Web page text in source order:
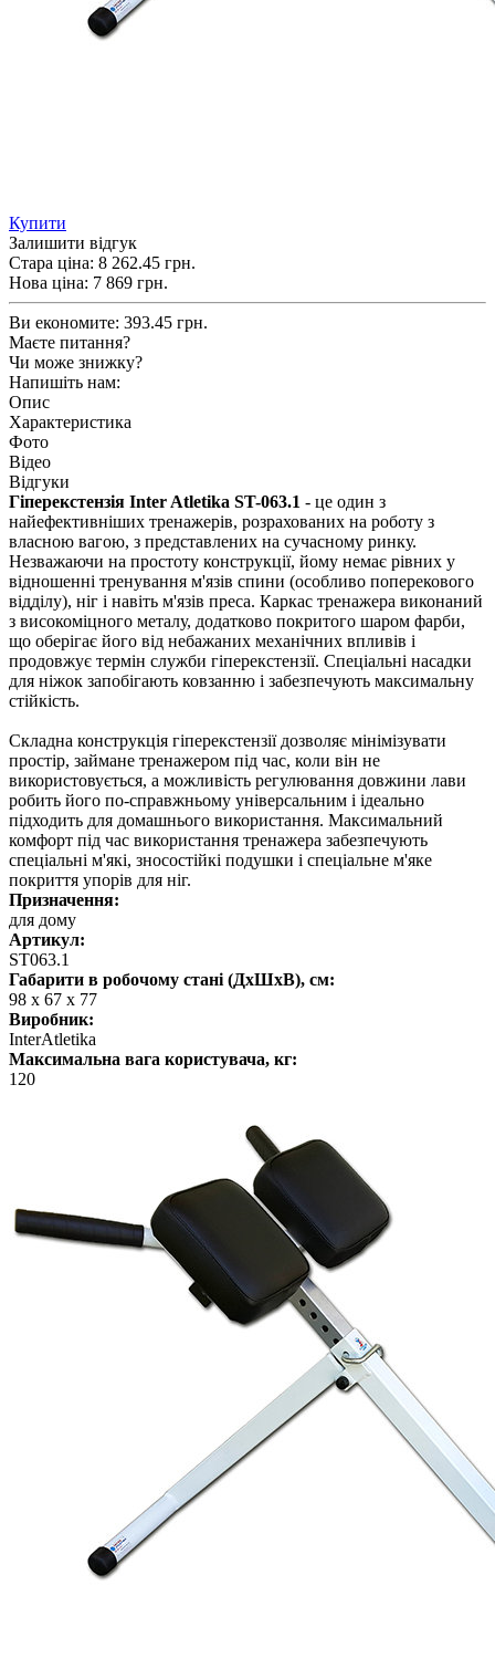
Купити
Залишити відгук
Стара ціна: 8 262.45 грн.
Нова ціна: 7 869 грн.
Ви економите: 393.45 грн.
Маєте питання?
Чи може знижку?
Напишіть нам:
Опис
Характеристика
Фото
Відео
Відгуки
Гіперекстензія Inter Atletika ST-063.1 - це один з
найефективніших тренажерів, розрахованих на роботу з
власною вагою, з представлених на сучасному ринку.
Незважаючи на простоту конструкції, йому немає рівних у
відношенні тренування м'язів спини (особливо поперекового
відділу), ніг і навіть м'язів преса. Каркас тренажера виконаний
з високоміцного металу, додатково покритого шаром фарби,
що оберігає його від небажаних механічних впливів і
продовжує термін служби гіперекстензії. Спеціальні насадки
для ніжок запобігають ковзанню і забезпечують максимальну
стійкість.
Складна конструкція гіперекстензії дозволяє мінімізувати
простір, займане тренажером під час, коли він не
використовується, а можливість регулювання довжини лави
робить його по-справжньому універсальним і ідеально
підходить для домашнього використання. Максимальний
комфорт під час використання тренажера забезпечують
спеціальні м'які, зносостійкі подушки і спеціальне м'яке
покриття упорів для ніг.
Призначення:
для дому
Артикул:
ST063.1
Габарити в робочому стані (ДхШхВ), см:
98 x 67 x 77
Виробник:
InterAtletika
Максимальна вага користувача, кг:
120